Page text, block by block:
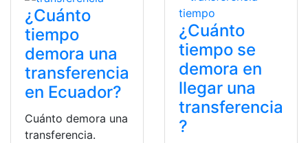
¿Cuánto
tiempo
demora una
transferencia
en Ecuador?
Cuánto demora una
transferencia.
¿Cuánto
tiempo se
demora en
llegar una
transferencia
?